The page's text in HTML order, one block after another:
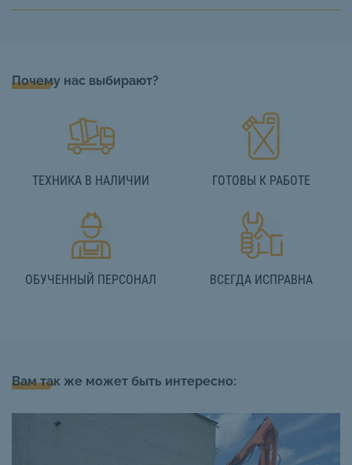
Почему нас выбирают?
ТЕХНИКА В НАЛИЧИИ ГОТОВЫ К РАБОТЕ
ОБУЧЕННЫЙ ПЕРСОНАЛ ВСЕГДА ИСПРАВНА
Вам так же может быть интересно: